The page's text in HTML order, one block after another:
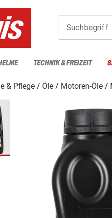
Suchbegriff
TECHNIK & FREIZEIT
& Pflege Öle Motoren-Öle